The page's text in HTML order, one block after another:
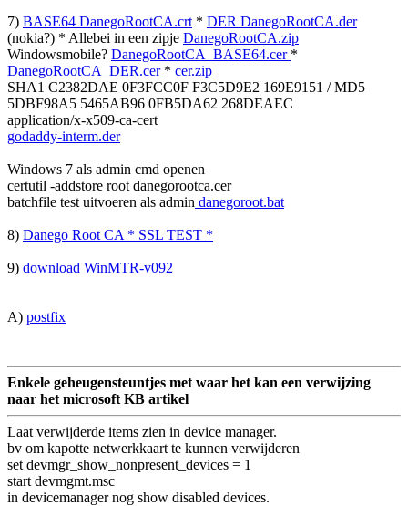
7) BASE64 DanegoRootCA.crt * DER DanegoRootCA.der
(nokia?) * Allebei in een zipje DanegoRootCA.zip
Windowsmobile? DanegoRootCA_BASE64.cer *
DanegoRootCA_DER.cer * cer.zip
SHA1 C2382DAE 0F3FCC0F F3C5D9E2 169E9151 / MD5
5DBF98A5 5465AB96 0FB5DA62 268DEAEC
application/x-x509-ca-cert
godaddy-interm.der
Windows 7 als admin cmd openen
certutil -addstore root danegorootca.cer
batchfile test uitvoeren als admin danegoroot.bat
8) Danego Root CA * SSL TEST *
9) download WinMTR-v092
A) postfix
Enkele geheugensteuntjes met waar het kan een verwijzing
naar het microsoft KB artikel
Laat verwijderde items zien in device manager.
bv om kapotte netwerkkaart te kunnen verwijderen
set devmgr_show_nonpresent_devices = 1
start devmgmt.msc
in devicemanager nog show disabled devices.